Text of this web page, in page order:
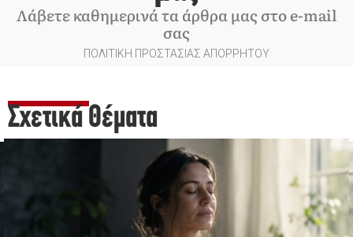
Λάβετε καθημερινά τα άρθρα μας στο e-mail
σας
ΠΟΛΙΤΙΚΗ ΠΡΟΣΤΑΣΙΑΣ ΑΠΟΡΡΗΤΟΥ
Σχετικά Θέματα